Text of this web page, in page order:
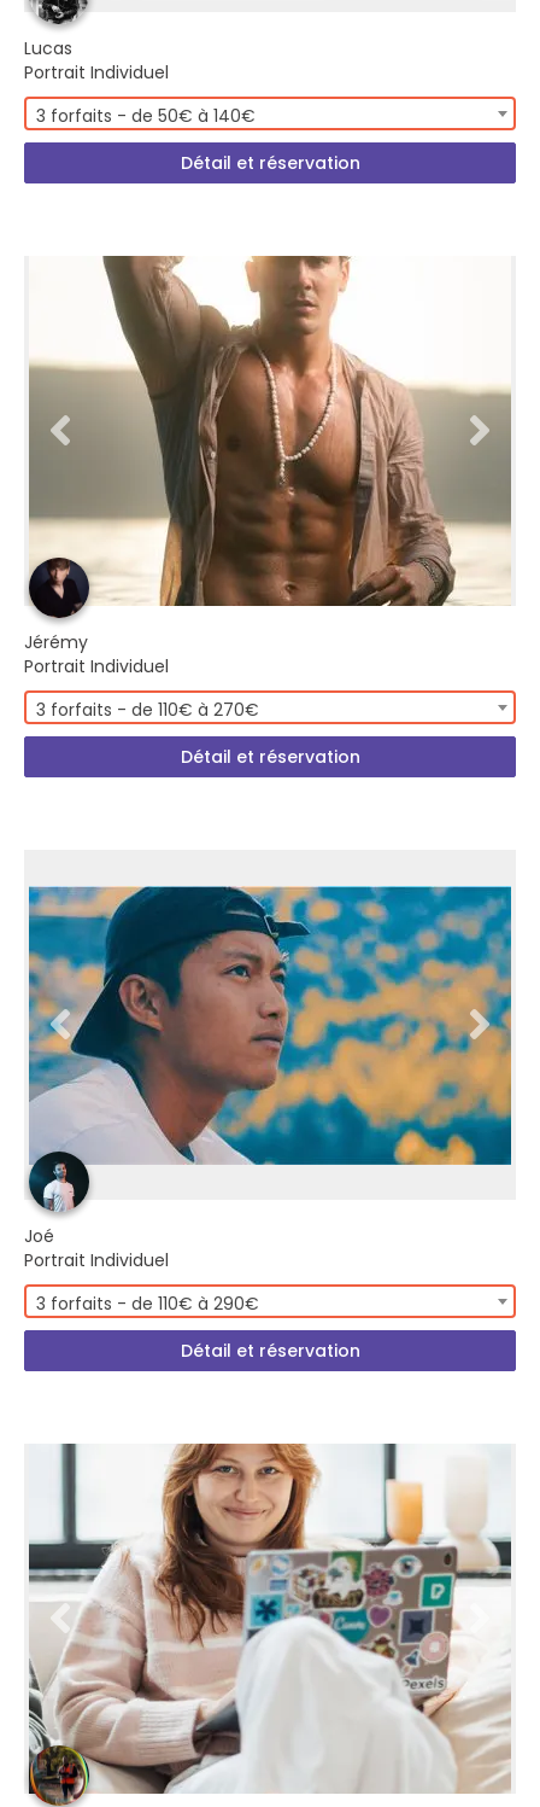
Lucas
Portrait Individuel
3 forfaits - de 50€ à 140€
Détail et réservation
Jérémy
Portrait Individuel
3 forfaits - de 110€ à 270€
Détail et réservation
Joé
Portrait Individuel
3 forfaits - de 110€ à 290€
Détail et réservation